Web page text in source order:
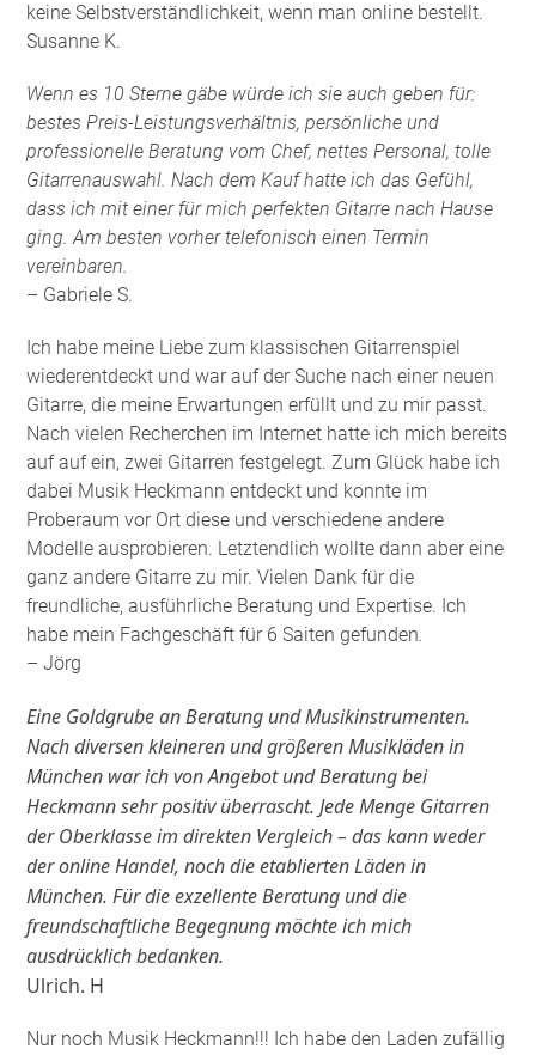
keine Selbstverständlichkeit, wenn man online bestellt.
Susanne K.
Wenn es 10 Sterne gäbe würde ich sie auch geben für:
bestes Preis-Leistungsverhältnis, persönliche und
professionelle Beratung vom Chef, nettes Personal, tolle
Gitarrenauswahl. Nach dem Kauf hatte ich das Gefühl,
dass ich mit einer für mich perfekten Gitarre nach Hause
ging. Am besten vorher telefonisch einen Termin
vereinbaren.
– Gabriele S.
Ich habe meine Liebe zum klassischen Gitarrenspiel
wiederentdeckt und war auf der Suche nach einer neuen
Gitarre, die meine Erwartungen erfüllt und zu mir passt.
Nach vielen Recherchen im Internet hatte ich mich bereits
auf auf ein, zwei Gitarren festgelegt. Zum Glück habe ich
dabei Musik Heckmann entdeckt und konnte im
Proberaum vor Ort diese und verschiedene andere
Modelle ausprobieren. Letztendlich wollte dann aber eine
ganz andere Gitarre zu mir. Vielen Dank für die
freundliche, ausführliche Beratung und Expertise. Ich
habe mein Fachgeschäft für 6 Saiten gefunden.
– Jörg
Eine Goldgrube an Beratung und Musikinstrumenten.
Nach diversen kleineren und größeren Musikläden in
München war ich von Angebot und Beratung bei
Heckmann sehr positiv überrascht. Jede Menge Gitarren
der Oberklasse im direkten Vergleich – das kann weder
der online Handel, noch die etablierten Läden in
München. Für die exzellente Beratung und die
freundschaftliche Begegnung möchte ich mich
ausdrücklich bedanken.
Ulrich. H
Nur noch Musik Heckmann!!! Ich habe den Laden zufällig